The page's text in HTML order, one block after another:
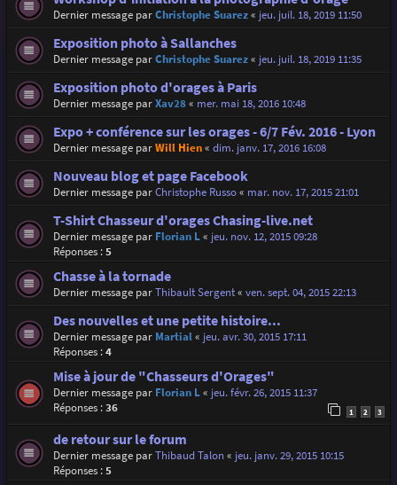
Dernier message parChristophe Suarez« jeu. juil. 18, 2019 11:50
Exposition photo à Sallanches
Dernier message parChristophe Suarez« jeu. juil. 18, 2019 11:35
Exposition photo d'orages à Paris
Dernier message parXav28« mer. mai 18, 2016 10:48
Expo + conférence sur les orages - 6/7 Fév. 2016 - Lyon
Dernier message parWill Hien« dim. janv. 17, 2016 16:08
Nouveau blog et page Facebook
Dernier message parChristophe Russo« mar. nov. 17, 2015 21:01
T-Shirt Chasseur d'orages Chasing-live.net
Dernier message par Florian L« jeu. nov. 12, 2015 09:28
Réponses :5
Chasse à la tornade
Dernier message parThibault Sergent« ven. sept. 04, 2015 22:13
Des nouvelles et une petite histoire...
Dernier message par Martial« jeu. avr. 30, 2015 17:11
Réponses :4
Mise à jour de "Chasseurs d'Orages"
Dernier message par Florian L« jeu. févr. 26, 2015 11:37
Réponses :36 1 2 3
de retour sur le forum
Dernier message parThibaud Talon« jeu. janv. 29, 2015 10:15
Réponses :5